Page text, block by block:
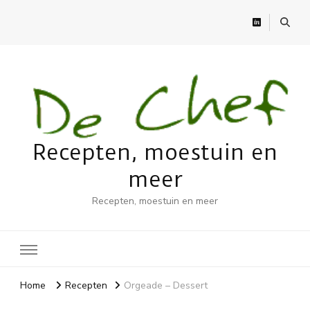
Recepten, moestuin en
meer
Recepten, moestuin en meer
Home Recepten Orgeade – Dessert